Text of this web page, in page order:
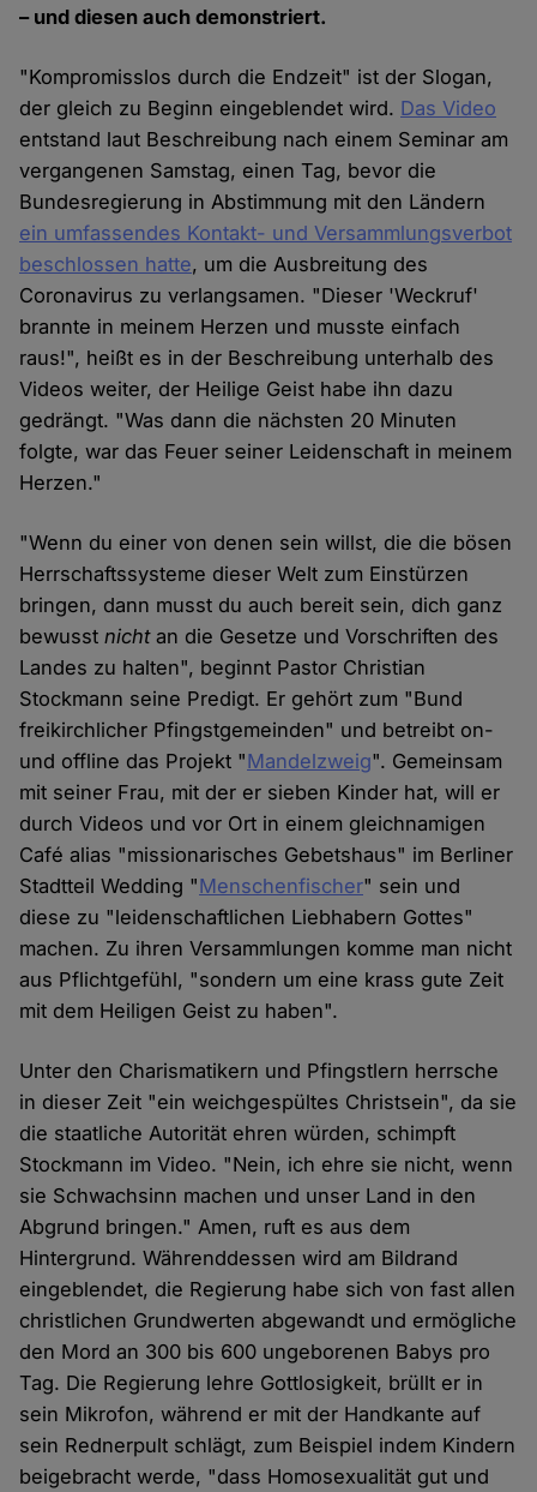
– und diesen auch demonstriert.
"Kompromisslos durch die Endzeit" ist der Slogan,
der gleich zu Beginn eingeblendet wird. Das Video
entstand laut Beschreibung nach einem Seminar am
vergangenen Samstag, einen Tag, bevor die
Bundesregierung in Abstimmung mit den Ländern
ein umfassendes Kontakt- und Versammlungsverbot
beschlossen hatte, um die Ausbreitung des
Coronavirus zu verlangsamen. "Dieser 'Weckruf'
brannte in meinem Herzen und musste einfach
raus!", heißt es in der Beschreibung unterhalb des
Videos weiter, der Heilige Geist habe ihn dazu
gedrängt. "Was dann die nächsten 20 Minuten
folgte, war das Feuer seiner Leidenschaft in meinem
Herzen."
"Wenn du einer von denen sein willst, die die bösen
Herrschaftssysteme dieser Welt zum Einstürzen
bringen, dann musst du auch bereit sein, dich ganz
bewusstnichtan die Gesetze und Vorschriften des
Landes zu halten", beginnt Pastor Christian
Stockmann seine Predigt. Er gehört zum "Bund
freikirchlicher Pfingstgemeinden" und betreibt on-
und offline das Projekt "Mandelzweig". Gemeinsam
mit seiner Frau, mit der er sieben Kinder hat, will er
durch Videos und vor Ort in einem gleichnamigen
Café alias "missionarisches Gebetshaus" im Berliner
Stadtteil Wedding "Menschenfischer" sein und
diese zu "leidenschaftlichen Liebhabern Gottes"
machen. Zu ihren Versammlungen komme man nicht
aus Pflichtgefühl, "sondern um eine krass gute Zeit
mit dem Heiligen Geist zu haben".
Unter den Charismatikern und Pfingstlern herrsche
in dieser Zeit "ein weichgespültes Christsein", da sie
die staatliche Autorität ehren würden, schimpft
Stockmann im Video. "Nein, ich ehre sie nicht, wenn
sie Schwachsinn machen und unser Land in den
Abgrund bringen." Amen, ruft es aus dem
Hintergrund. Währenddessen wird am Bildrand
eingeblendet, die Regierung habe sich von fast allen
christlichen Grundwerten abgewandt und ermögliche
den Mord an 300 bis 600 ungeborenen Babys pro
Tag. Die Regierung lehre Gottlosigkeit, brüllt er in
sein Mikrofon, während er mit der Handkante auf
sein Rednerpult schlägt, zum Beispiel indem Kindern
beigebracht werde, "dass Homosexualität gut und